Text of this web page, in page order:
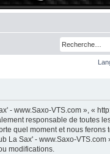
- www.Saxo-VTS.com », «
responsable de toutes
quel moment et nous ferons
La Sax' - www.Saxo-VTS.com
modifications.